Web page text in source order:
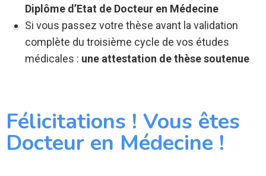
Diplôme d’Etat de Docteur en Médecine
Si vous passez votre thèse avant la validation
complète du troisième cycle de vos études
médicales : une attestation de thèse soutenue
Félicitations ! Vous êtes
Docteur en Médecine !